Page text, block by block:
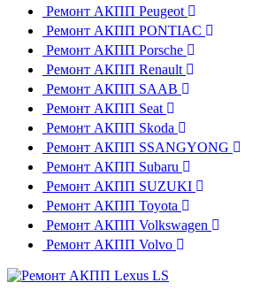
Ремонт АКПП Peugeot
Ремонт АКПП PONTIAC
Ремонт АКПП Porsche
Ремонт АКПП Renault
Ремонт АКПП SAAB
Ремонт АКПП Seat
Ремонт АКПП Skoda
Ремонт АКПП SSANGYONG
Ремонт АКПП Subaru
Ремонт АКПП SUZUKI
Ремонт АКПП Toyota
Ремонт АКПП Volkswagen
Ремонт АКПП Volvo